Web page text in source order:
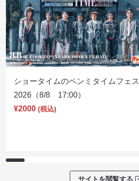
ショータイムのペンミタイムフェス
2026（8/8 17:00）
¥2000 (税込)
サイトを閲覧する